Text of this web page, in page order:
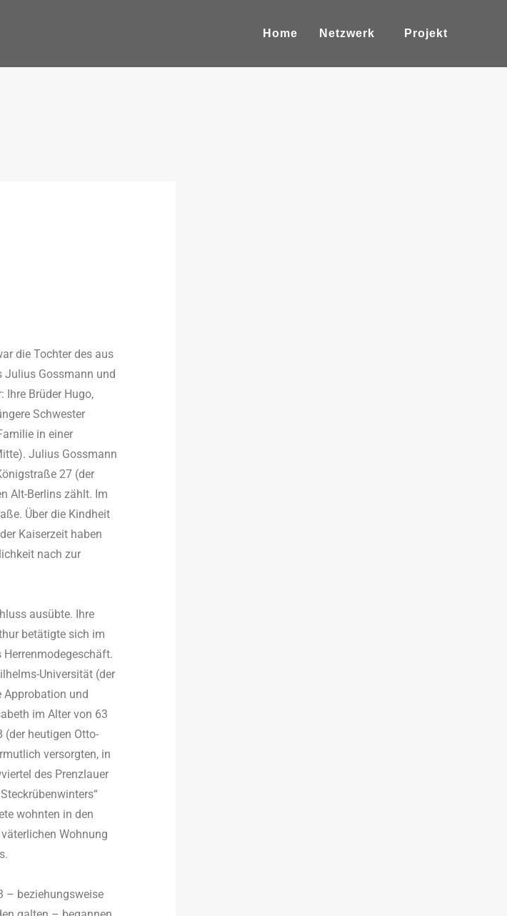
Home Netzwerk Projekt
die Tochter des aus
Julius Gossmann und
Ihre Brüder Hugo,
Schwester
in einer
Julius Gossmann
27 (der
Alt-Berlins zählt. Im
Über die Kindheit
Kaiserzeit haben
nach zur
ausübte. Ihre
betätigte sich im
Universität (der
Approbation und
im Alter von 63
(der heutigen Otto-
versorgten, in
des Prenzlauer
wohnten in den
Wohnung
– beziehungsweise